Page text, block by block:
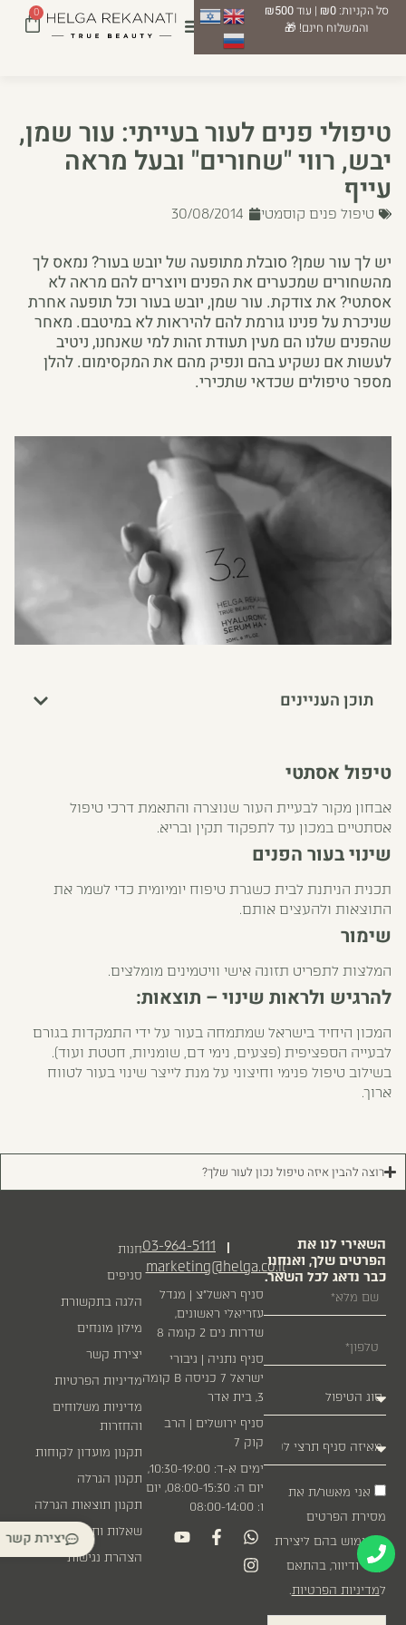
סל הקניות:₪0 | עוד₪500
והמשלוח חינם! 🎁
0
טיפולי פנים לעור בעייתי: עור שמן,
יבש, רווי "שחורים" ובעל מראה
עייף
טיפול פנים קוסמטי 30/08/2014
יש לך עור שמן? סובלת מתופעה של יובש בעור? נמאס לך
מהשחורים שמכערים את הפנים ויוצרים להם מראה לא
אסתטי? את צודקת. עור שמן, יובש בעור וכל תופעה אחרת
שניכרת על פנינו גורמת להם להיראות לא במיטבם. מאחר
שהפנים שלנו הם מעין תעודת זהות למי שאנחנו, ניטיב
לעשות אם נשקיע בהם ונפיק מהם את המקסימום. להלן
מספר טיפולים שכדאי שתכירי.
תוכן העניינים
טיפול אסתטי
אבחון מקור לבעיית העור שנוצרה והתאמת דרכי טיפול
אסתטיים במכון עד לתפקוד תקין ובריא.
שינוי בעור הפנים
תכנית הניתנת לבית כשגרת טיפוח יומיומית כדי לשמר את
התוצאות ולהעצים אותם.
שימור
המלצות לתפריט תזונה אישי וויטמינים מומלצים.
להרגיש ולראות שינוי – תוצאות:
המכון היחיד בישראל שמתמחה בעור על ידי התמקדות בגורם
לבעייה הספציפית (פצעים, נימי דם, שומניות, חטטת ועוד).
בשילוב טיפול פנימי וחיצוני על מנת לייצר שינוי בעור לטווח
ארוך.
רוצה להבין איזה טיפול נכון לעור שלך?
03-964-5111 |
marketing@helga.co.il
סניף ראשל״צ | מגדל
עזריאלי ראשונים,
שדרות נים 2 קומה 8
סניף נתניה | גיבורי
ישראל 7 כניסה B קומה
3, בית אדר
סניף ירושלים | הרב
קוק 7
ימים א-ד: 10:30-19:00,
יום ה: 08:00-15:30, יום
ו: 08:00-14:00
חנות
סניפים
הלגה בתקשורת
מילון מונחים
יצירת קשר
מדיניות הפרטיות
מדיניות משלוחים
והחזרות
תקנון מועדון לקוחות
תקנון הגרלה
תקנון תוצאות הגרלה
שאלות ותשובות
הצהרת נגישות
השאירי לנו את
הפרטים שלך, ואנחנו
כבר נדאג לכל השאר.
אני מאשר/ת את
מסירת הפרטים
והשימוש בהם ליצירת
קשר ודיוור, בהתאם
למדיניות הפרטיות.
יצירת קשר